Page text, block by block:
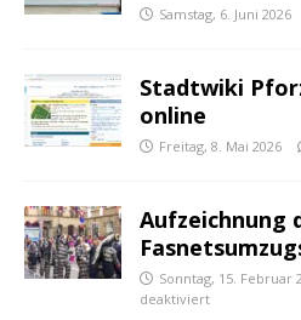
Samstag, 6. Juni 2026
Stadtwiki
online
Freitag, 8. Mai 2026
Aufzeichnung
Sonntag, 15. Februar
deaktiviert